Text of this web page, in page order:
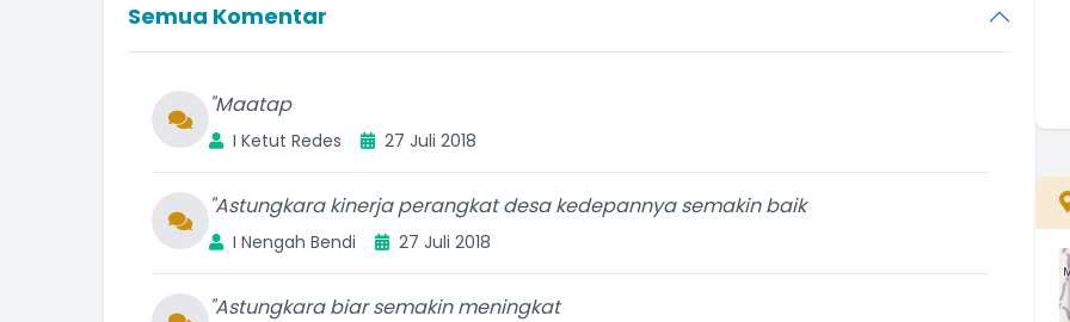
Semua Komentar
"Maatap
I Ketut Redes 27 Juli 2018
"Astungkara kinerja perangkat desa kedepannya semakin baik
I Nengah Bendi 27 Juli 2018
"Astungkara biar semakin meningkat